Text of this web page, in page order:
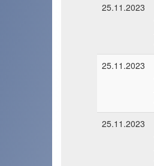
25.11.2023
25.11.2023
25.11.2023